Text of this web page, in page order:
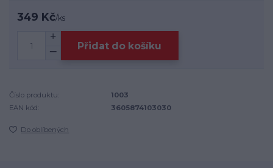
349 Kč/ks
Přidat do košíku
Číslo produktu:
1003
EAN kód:
3605874103030
Do oblíbených